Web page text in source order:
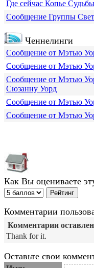
Где сейчас Копье Судьбы
Сообщение Группы
Ченнелинги
Сообщение от Мэтью
Сообщение от Мэтью
Сообщение от Мэтью
Сюзанну Уорд
Сообщение от Мэтью
Сообщение от Мэтью
Как Вы оцениваете
Комментарии
Комментарии
Thank for it.
Оставьте свои